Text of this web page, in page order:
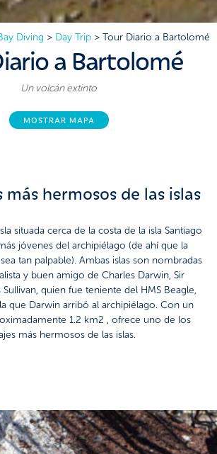
Diving > Day Trip > Tour Diario a Bartolomé
a Bartolomé
Un volcán extinto
MOSTRAR MAPA
más hermosos de las islas
situada cerca de la costa de la isla Santiago
jóvenes del archipiélago (de ahí que la
tan palpable). Ambas islas son nombradas
y buen amigo de Charles Darwin, Sir
quien fue teniente del HMS Beagle,
que Darwin arribó al archipiélago. Con un
1.2 km2 , ofrece uno de los
más hermosos de las islas.